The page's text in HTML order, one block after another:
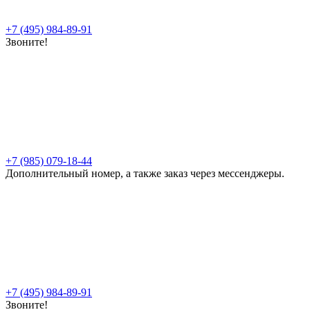
+7 (495) 984-89-91
Звоните!
+7 (985) 079-18-44
Дополнительный номер, а также заказ через мессенджеры.
+7 (495) 984-89-91
Звоните!